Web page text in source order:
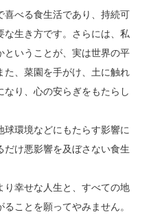
喜べる食生活であり、持続可
な生き方です。さらには、私
ということが、実は世界の平
た、菜園を手がけ、土に触れ
り、心の安らぎをもたらし
環境などにもたらす影響に
け悪影響を及ぼさない食生
り幸せな人生と、すべての地
ことを願ってやみません。